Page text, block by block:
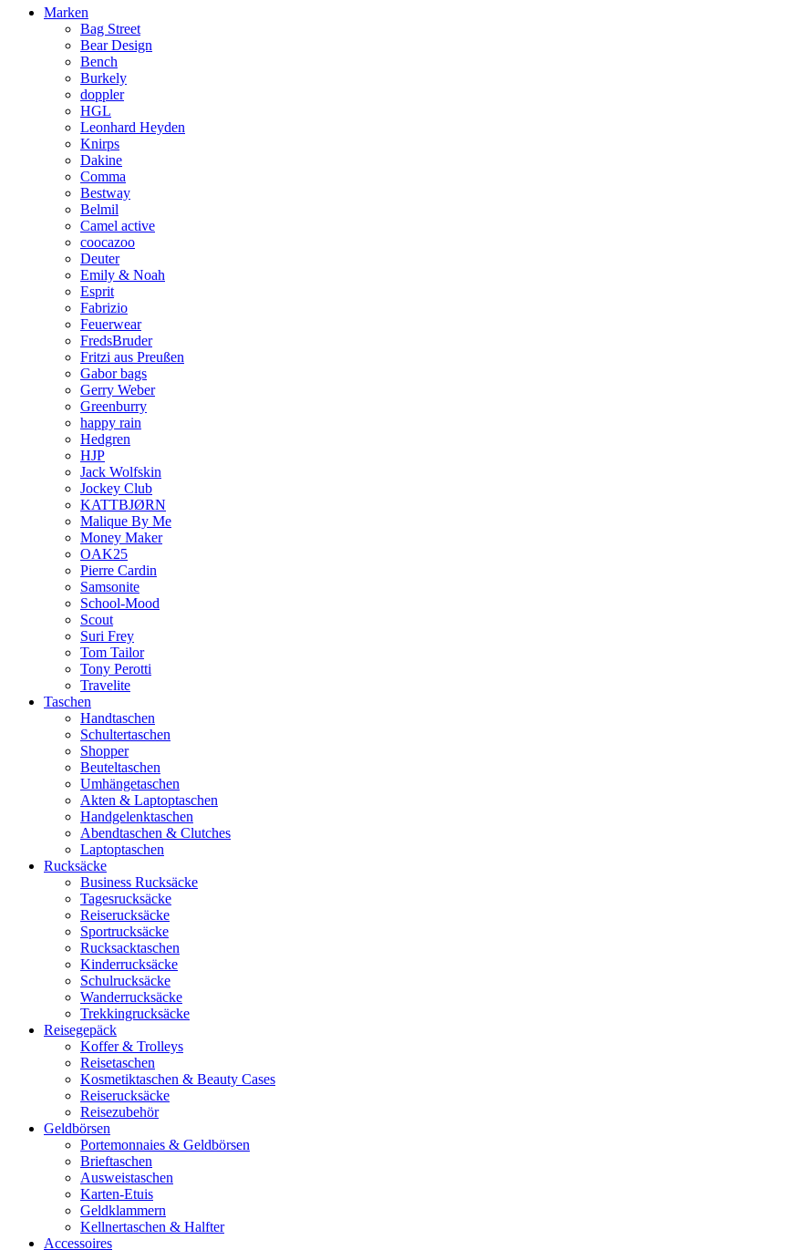
Marken
Bag Street
Bear Design
Bench
Burkely
doppler
HGL
Leonhard Heyden
Knirps
Dakine
Comma
Bestway
Belmil
Camel active
coocazoo
Deuter
Emily & Noah
Esprit
Fabrizio
Feuerwear
FredsBruder
Fritzi aus Preußen
Gabor bags
Gerry Weber
Greenburry
happy rain
Hedgren
HJP
Jack Wolfskin
Jockey Club
KATTBJØRN
Malique By Me
Money Maker
OAK25
Pierre Cardin
Samsonite
School-Mood
Scout
Suri Frey
Tom Tailor
Tony Perotti
Travelite
Taschen
Handtaschen
Schultertaschen
Shopper
Beuteltaschen
Umhängetaschen
Akten & Laptoptaschen
Handgelenktaschen
Abendtaschen & Clutches
Laptoptaschen
Rucksäcke
Business Rucksäcke
Tagesrucksäcke
Reiserucksäcke
Sportrucksäcke
Rucksacktaschen
Kinderrucksäcke
Schulrucksäcke
Wanderrucksäcke
Trekkingrucksäcke
Reisegepäck
Koffer & Trolleys
Reisetaschen
Kosmetiktaschen & Beauty Cases
Reiserucksäcke
Reisezubehör
Geldbörsen
Portemonnaies & Geldbörsen
Brieftaschen
Ausweistaschen
Karten-Etuis
Geldklammern
Kellnertaschen & Halfter
Accessoires